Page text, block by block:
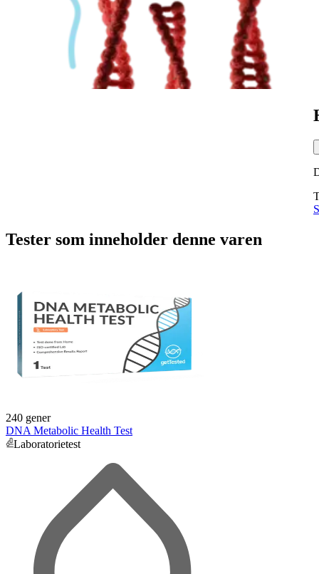
Tester som inneholder denne varen
240 gener
DNA Metabolic Health Test
Laboratorietest